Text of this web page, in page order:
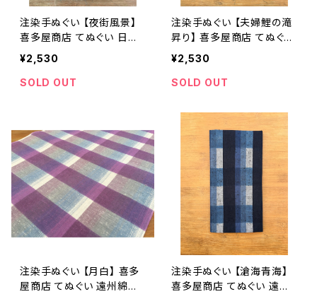
注染手ぬぐい 【夜街風景】
喜多屋商店 てぬぐい 日本
製 遠州綿紬 縞 ボーダー
チェック
¥2,530
SOLD OUT
注染手ぬぐい 【夫婦鯉の滝
昇り】 喜多屋商店 てぬぐい
遠州綿紬 縞 鯉のぼり 端午
の節句 縁起物 子供の日 鯉
のぼり日本製
¥2,530
SOLD OUT
注染手ぬぐい 【月白】 喜多
屋商店 てぬぐい 遠州綿紬
注染手ぬぐい 【滄海青海】
喜多屋商店 てぬぐい 遠州